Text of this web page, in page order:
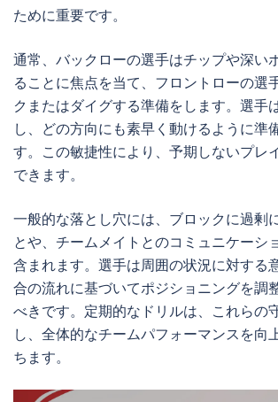
ために重要です。
通常、バックローの選手はチップや深い
ることに焦点を当て、フロントローの選
クまたはダイグする準備をします。選手
し、どの方向にも素早く動けるように準
す。この敏捷性により、予期しないプレ
できます。
一般的な落とし穴には、ブロックに過剰
とや、チームメイトとのコミュニケーシ
含まれます。選手は周囲の状況に対する
合の流れに基づいてポジショニングを調
べきです。定期的なドリルは、これらの
し、全体的なチームパフォーマンスを向
ちます。